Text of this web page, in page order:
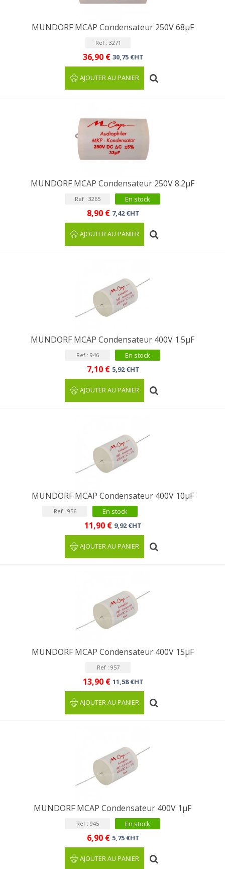
MUNDORF MCAP Condensateur 250V 68µF
Ref : 3271
36,90 € 30,75 €HT
AJOUTER AU PANIER
MUNDORF MCAP Condensateur 250V 8.2µF
Ref : 3265 En stock
8,90 € 7,42 €HT
AJOUTER AU PANIER
MUNDORF MCAP Condensateur 400V 1.5µF
Ref : 946 En stock
7,10 € 5,92 €HT
AJOUTER AU PANIER
MUNDORF MCAP Condensateur 400V 10µF
Ref : 956 En stock
11,90 € 9,92 €HT
AJOUTER AU PANIER
MUNDORF MCAP Condensateur 400V 15µF
Ref : 957
13,90 € 11,58 €HT
AJOUTER AU PANIER
MUNDORF MCAP Condensateur 400V 1µF
Ref : 945 En stock
6,90 € 5,75 €HT
AJOUTER AU PANIER